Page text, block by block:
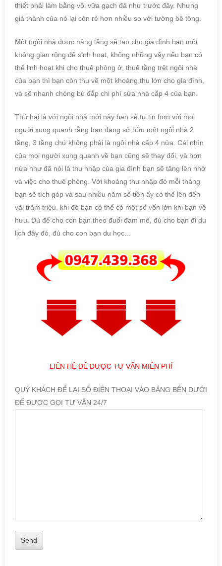
thiết phải làm bằng vôi vữa gạch đá như trước đây. Nhưng
giá thành của nó lại còn rẻ hơn nhiều so với tường bê tông.
Một ngôi nhà được nâng tầng sẽ tạo cho gia đình bạn một
không gian rộng để sinh hoạt, không những vậy nếu bạn có
thể linh hoạt khi cho thuê phòng ở, thuê tầng trệt ngôi nhà
của bạn thì bạn còn thu về một khoảng thu lớn cho gia đình,
và sẽ nhanh chóng bù đắp chi phí sửa nhà cấp 4 của bạn.
Thứ hai là với ngôi nhà mới này bạn sẽ tự tin hơn với mọi
người xung quanh rằng bạn đang sở hữu một ngôi nhà 2
tầng, 3 tầng chứ không phải là ngôi nhà cấp 4 nửa. Cái nhìn
của mọi người xung quanh về bạn cũng sẽ thay đổi, và hơn
nửa như đã nói là thu nhập của gia đình bạn sẽ tăng lên nhờ
và việc cho thuê phòng. Với khoảng thu nhập đó mỗi tháng
bạn sẽ tích góp và sau nhiều năm số tiền ấy có thể lên đến
vài trăm triệu, khi đó bạn có thể có một số vốn lớn khi bạn về
hưu. Đủ để cho con bạn theo đuổi đam mê, đủ cho bạn đi du
lịch đây đó, đủ cho con bạn du học…
LIÊN HỆ ĐỂ ĐƯỢC TƯ VẤN MIỄN PHÍ
QUÝ KHÁCH ĐỂ LẠI SỐ ĐIỆN THOẠI VÀO BẢNG BÊN DƯỚI
ĐỂ ĐƯỢC GỌI TƯ VẤN 24/7